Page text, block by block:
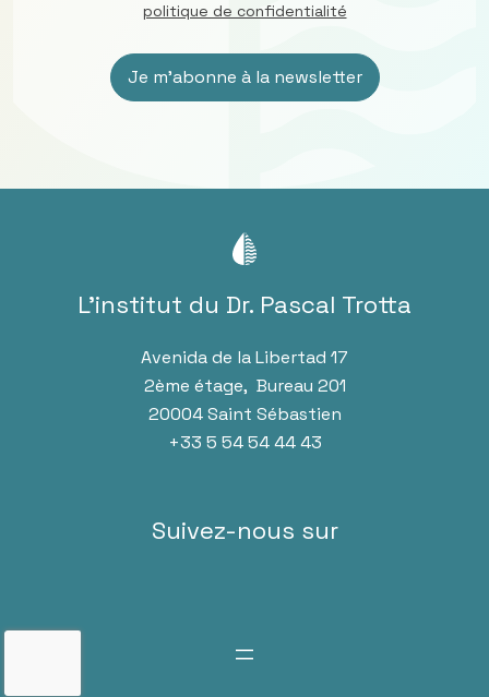
politique de confidentialité
L’institut du Dr. Pascal Trotta
Avenida de la Libertad 17
2ème étage, Bureau 201
20004 Saint Sébastien
+33 5 54 54 44 43
Suivez-nous sur